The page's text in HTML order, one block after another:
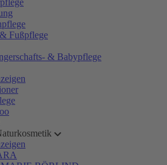
Fußpflege
& Babypflege